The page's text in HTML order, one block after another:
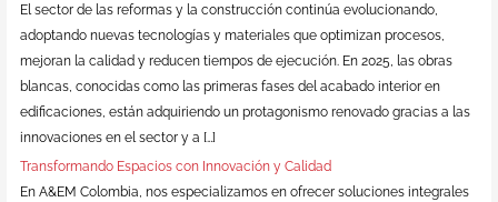
El sector de las reformas y la construcción continúa evolucionando,
adoptando nuevas tecnologías y materiales que optimizan procesos,
mejoran la calidad y reducen tiempos de ejecución. En 2025, las obras
blancas, conocidas como las primeras fases del acabado interior en
edificaciones, están adquiriendo un protagonismo renovado gracias a las
innovaciones en el sector y a […]
Transformando Espacios con Innovación y Calidad
En A&EM Colombia, nos especializamos en ofrecer soluciones integrales